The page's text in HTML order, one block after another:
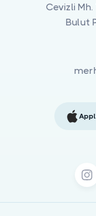
Cevizli
Bulut